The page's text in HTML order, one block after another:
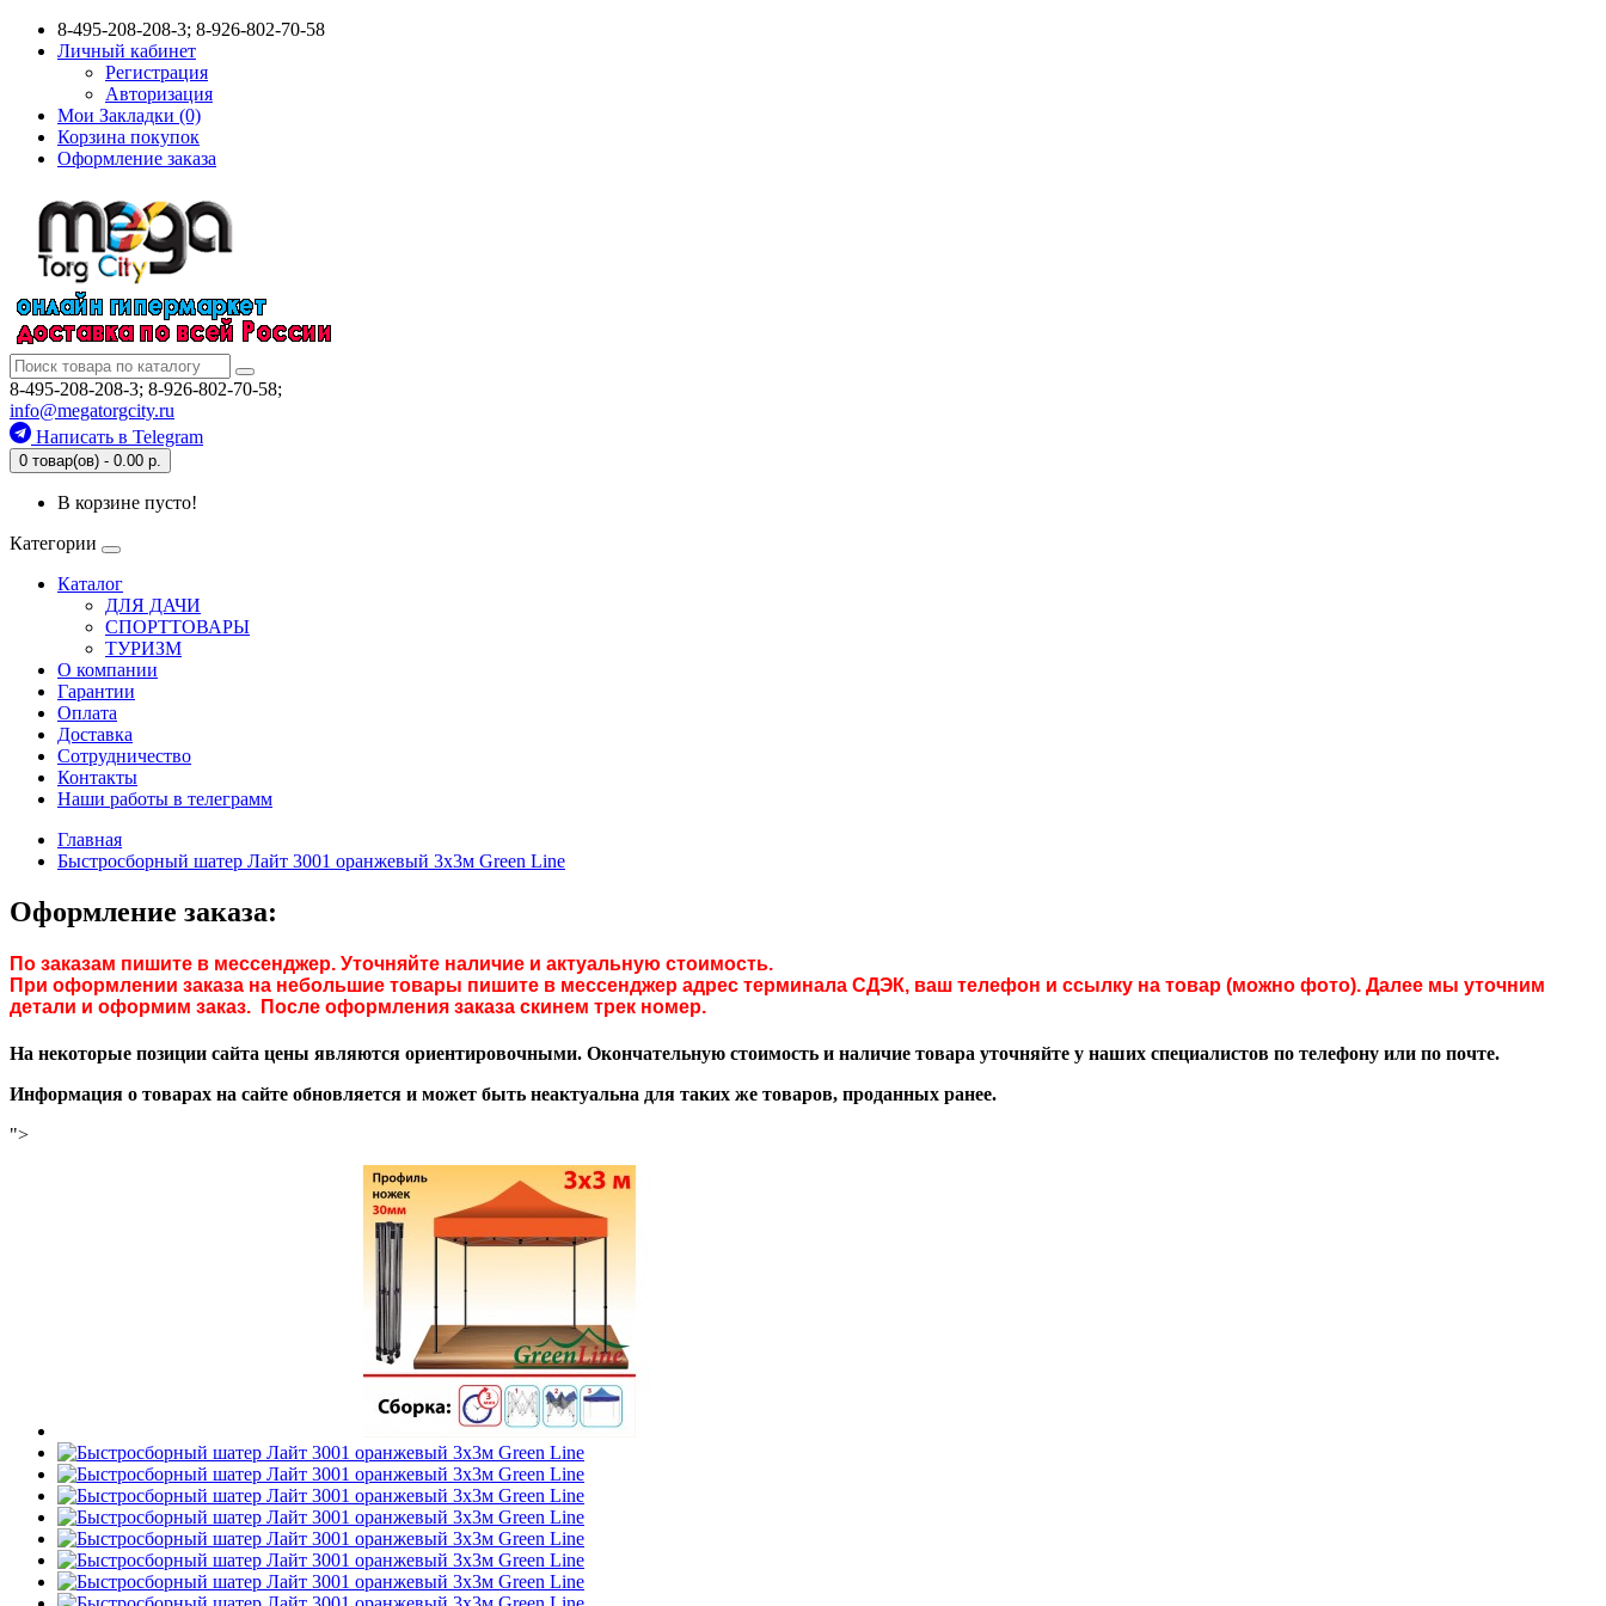
8-495-208-208-3; 8-926-802-70-58
Личный кабинет
Регистрация
Авторизация
Мои Закладки (0)
Корзина покупок
Оформление заказа
8-495-208-208-3; 8-926-802-70-58;
info@megatorgcity.ru
Написать в Telegram
0 товар(ов) - 0.00 р.
В корзине пусто!
Категории
Каталог
ДЛЯ ДАЧИ
СПОРТТОВАРЫ
ТУРИЗМ
О компании
Гарантии
Оплата
Доставка
Сотрудничество
Контакты
Наши работы в телеграмм
Главная
Быстросборный шатер Лайт 3001 оранжевый 3х3м Green Line
Оформление заказа:
По заказам пишите в мессенджер. Уточняйте наличие и актуальную стоимость.
При оформлении заказа на небольшие товары пишите в мессенджер адрес терминала СДЭК, ваш телефон и ссылку на товар (можно фото). Далее мы уточним
детали и оформим заказ. После оформления заказа скинем трек номер.
На некоторые позиции сайта цены являются ориентировочными. Окончательную стоимость и наличие товара уточняйте у наших специалистов по телефону или по почте.
Информация о товарах на сайте обновляется и может быть неактуальна для таких же товаров, проданных ранее.
">